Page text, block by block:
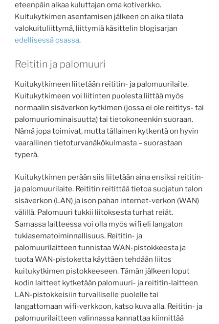
eteenpäin alkaa kuluttajan oma kotiverkko.
Kuitukytkimen asentamisen jälkeen on aika tilata
valokuituliittymä, liittymiä käsittelin blogisarjan
edellisessä osassa.
Reititin ja palomuuri
Kuitukytkimeen liitetään reititin- ja palomuurilaite.
Kuitukytkimeen voi liitinten puolesta liittää myös
normaalin sisäverkon kytkimen (jossa ei ole reititys- tai
palomuuriominaisuutta) tai tietokoneenkin suoraan.
Nämä jopa toimivat, mutta tällainen kytkentä on hyvin
vaarallinen tietoturvanäkökulmasta – suorastaan
typerä.
Kuitukytkimen perään siis liitetään aina ensiksi reititin-
ja palomuurilaite. Reititin reitittää tietoa suojatun talon
sisäverkon (LAN) ja ison pahan internet-verkon (WAN)
välillä. Palomuuri tukkii liitoksesta turhat reiät.
Samassa laitteessa voi olla myös wifi eli langaton
tukiasematoiminnallisuus. Reititin- ja
palomuurilaitteen tunnistaa WAN-pistokkeesta ja
tuota WAN-pistoketta käyttäen tehdään liitos
kuitukytkimen pistokkeeseen. Tämän jälkeen loput
kodin laitteet kytketään palomuuri- ja reititin-laitteen
LAN-pistokkeisiin turvalliselle puolelle tai
langattomaan wifi-verkkoon, katso kuva alla. Reititin- ja
palomuurilaitteen valinnassa kannattaa kiinnittää